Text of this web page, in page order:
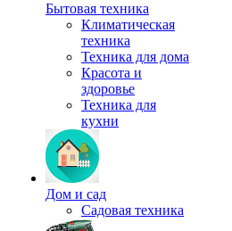
Бытовая техника
Климатическая
техника
Техника для дома
Красота и
здоровье
Техника для
кухни
Дом и сад
Садовая техника